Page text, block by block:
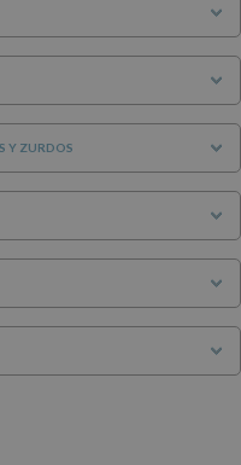
Y ZURDOS